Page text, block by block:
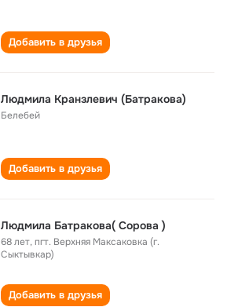
Добавить в друзья
Людмила Кранзлевич (Батракова)
Белебей
Добавить в друзья
Людмила Батракова( Сорова )
68 лет,пгт. Верхняя Максаковка (г.
Сыктывкар)
Добавить в друзья